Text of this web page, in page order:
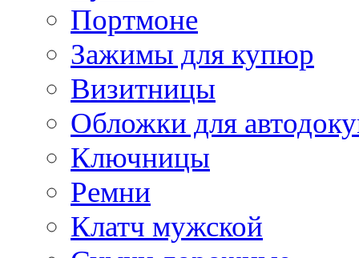
Портмоне
Зажимы для купюр
Визитницы
Обложки для
Ключницы
Ремни
Клатч мужской